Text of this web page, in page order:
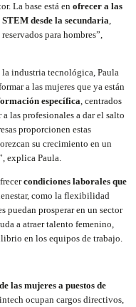
La base está en ofrecer a las
desde la secundaria,
para hombres”,
industria tecnológica, Paula
a las mujeres que ya están
específica, centrados
las profesionales a dar el salto
proporcionen estas
su crecimiento en un
explica Paula.
condiciones laborales que
como la flexibilidad
puedan prosperar en un sector
a atraer talento femenino,
en los equipos de trabajo.
las mujeres a puestos de
ocupan cargos directivos,